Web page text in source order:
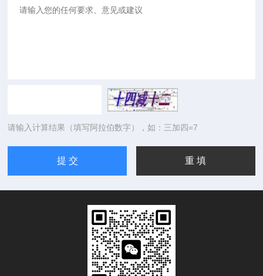
请输入计算结果（填写阿拉伯数字），如：三加四=7